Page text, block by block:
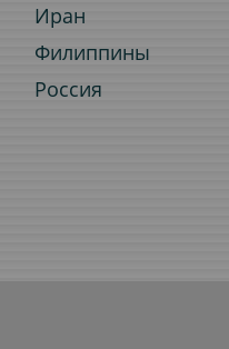
Иран
Филиппины
Россия